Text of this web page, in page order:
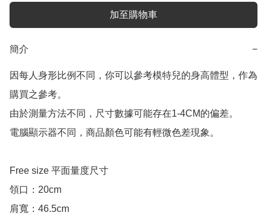
加至購物車
簡介 −
因每人身形比例不同，你可以參考模特兒的身高體型，作為
購買之參考。
由於測量方法不同，尺寸數據可能存在1-4CM的偏差。
電腦顯示器不同，商品顏色可能有輕微色差現象。
Free size 平面量度尺寸
領口：20cm
肩寬：46.5cm